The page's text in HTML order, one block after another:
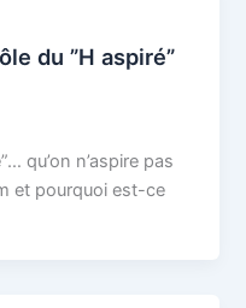
du ”H aspiré”
qu’on n’aspire pas
et pourquoi est-ce